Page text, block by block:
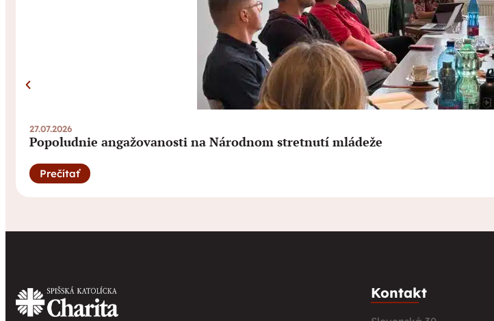
27.07.2026
Popoludnie angažovanosti na Národnom stretnutí mládeže
Prečítať
Kontakt